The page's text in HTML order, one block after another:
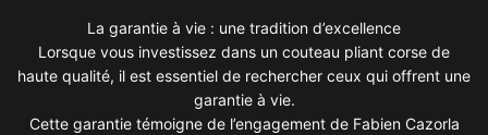
La garantie à vie : une tradition d’excellence
Lorsque vous investissez dans un couteau pliant corse de
haute qualité, il est essentiel de rechercher ceux qui offrent une
garantie à vie.
Cette garantie témoigne de l’engagement de Fabien Cazorla